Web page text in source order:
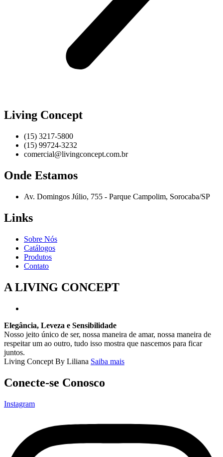
Living Concept
(15) 3217-5800
(15) 99724-3232
comercial@livingconcept.com.br
Onde Estamos
Av. Domingos Júlio, 755 - Parque Campolim, Sorocaba/SP
Links
Sobre Nós
Catálogos
Produtos
Contato
A LIVING CONCEPT
Elegância, Leveza e Sensibilidade
Nosso jeito único de ser, nossa maneira de amar, nossa maneira de
respeitar um ao outro, tudo isso mostra que nascemos para ficar
juntos.
Living Concept By Liliana Saiba mais
Conecte-se Conosco
Instagram